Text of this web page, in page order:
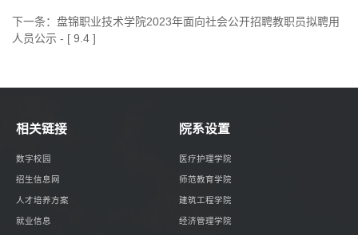
下一条： 盘锦职业技术学院2023年面向社会公开招聘教职员拟聘用
人员公示 - [ 9.4 ]
相关链接
数字校园
招生信息网
人才培养方案
就业信息
院系设置
医疗护理学院
师范教育学院
建筑工程学院
经济管理学院